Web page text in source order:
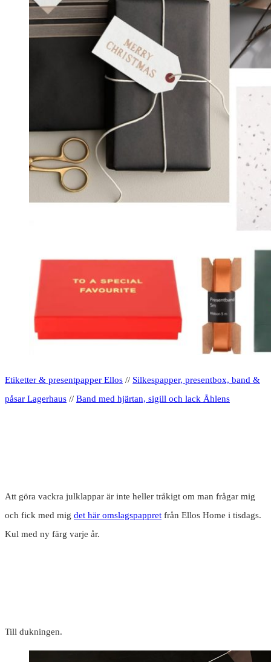
Etiketter & presentpapper Ellos // Silkespapper, presentbox, band &
påsar Lagerhaus // Band med hjärtan, sigill och lack Åhlens
Att göra vackra julklappar är inte heller tråkigt om man frågar mig
och fick med mig det här omslagspappret från Ellos Home i tisdags.
Kul med ny färg varje år.
Till dukningen.